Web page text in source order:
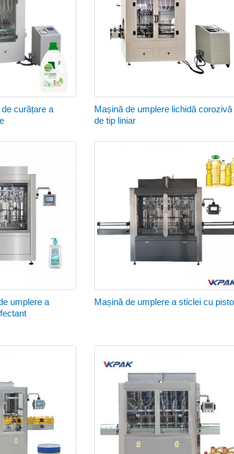
curățare a
Mașină de umplere lichidă corozivă
de tip liniar
umplere a
Mașină de umplere a sticlei cu